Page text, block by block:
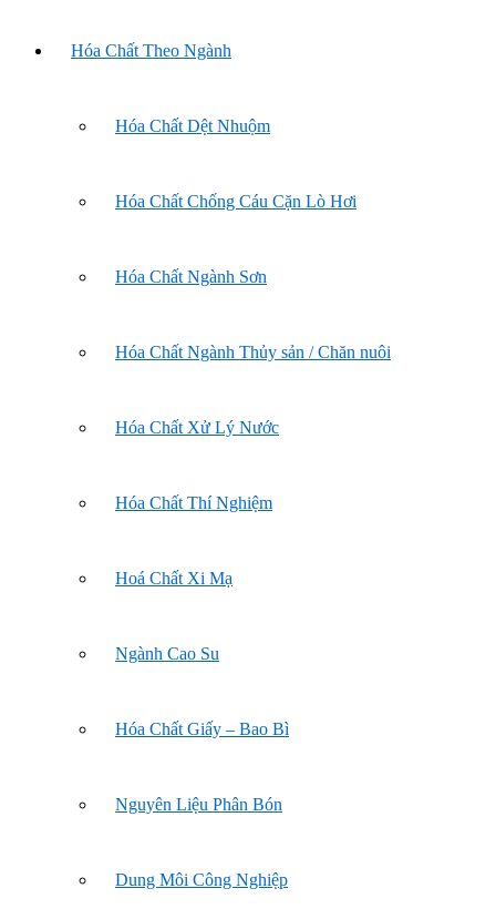
Hóa Chất Theo Ngành
Hóa Chất Dệt Nhuộm
Hóa Chất Chống Cáu Cặn Lò Hơi
Hóa Chất Ngành Sơn
Hóa Chất Ngành Thủy sản / Chăn nuôi
Hóa Chất Xử Lý Nước
Hóa Chất Thí Nghiệm
Hoá Chất Xi Mạ
Ngành Cao Su
Hóa Chất Giấy – Bao Bì
Nguyên Liệu Phân Bón
Dung Môi Công Nghiệp